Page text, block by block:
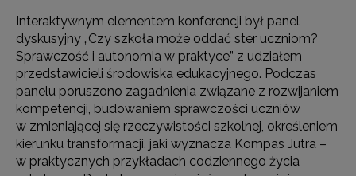
Interaktywnym elementem konferencji był panel
dyskusyjny „Czy szkoła może oddać ster uczniom?
Sprawczość i autonomia w praktyce” z udziałem
przedstawicieli środowiska edukacyjnego. Podczas
panelu poruszono zagadnienia związane z rozwijaniem
kompetencji, budowaniem sprawczości uczniów
w zmieniającej się rzeczywistości szkolnej, określeniem
kierunku transformacji, jaki wyznacza Kompas Jutra –
w praktycznych przykładach codziennego życia